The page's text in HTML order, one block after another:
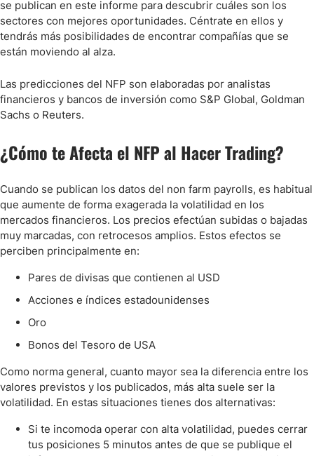
se publican en este informe para descubrir cuáles son los
sectores con mejores oportunidades. Céntrate en ellos y
tendrás más posibilidades de encontrar compañías que se
están moviendo al alza.
Las predicciones del NFP son elaboradas por analistas
financieros y bancos de inversión como S&P Global, Goldman
Sachs o Reuters.
¿Cómo te Afecta el NFP al Hacer Trading?
Cuando se publican los datos del non farm payrolls, es habitual
que aumente de forma exagerada la volatilidad en los
mercados financieros. Los precios efectúan subidas o bajadas
muy marcadas, con retrocesos amplios. Estos efectos se
perciben principalmente en:
Pares de divisas que contienen al USD
Acciones e índices estadounidenses
Oro
Bonos del Tesoro de USA
Como norma general, cuanto mayor sea la diferencia entre los
valores previstos y los publicados, más alta suele ser la
volatilidad. En estas situaciones tienes dos alternativas:
Si te incomoda operar con alta volatilidad, puedes cerrar
tus posiciones 5 minutos antes de que se publique el